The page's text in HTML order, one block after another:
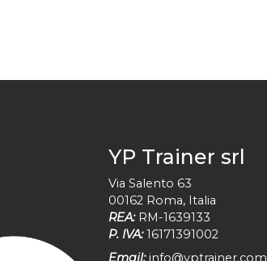
YP Trainer srl
Via Salento 63
00162 Roma, Italia
REA: RM-1639133
P. IVA: 16171391002
Email: info@yptrainer.com